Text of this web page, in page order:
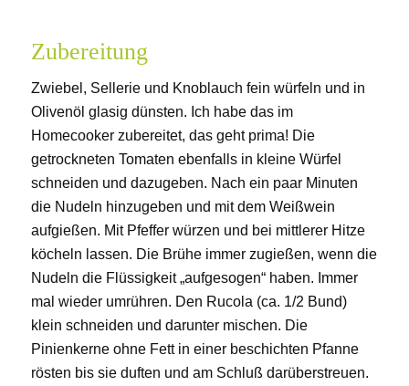
Zubereitung
Zwiebel, Sellerie und Knoblauch fein würfeln und in
Olivenöl glasig dünsten. Ich habe das im
Homecooker zubereitet, das geht prima! Die
getrockneten Tomaten ebenfalls in kleine Würfel
schneiden und dazugeben. Nach ein paar Minuten
die Nudeln hinzugeben und mit dem Weißwein
aufgießen. Mit Pfeffer würzen und bei mittlerer Hitze
köcheln lassen. Die Brühe immer zugießen, wenn die
Nudeln die Flüssigkeit „aufgesogen“ haben. Immer
mal wieder umrühren. Den Rucola (ca. 1/2 Bund)
klein schneiden und darunter mischen. Die
Pinienkerne ohne Fett in einer beschichten Pfanne
rösten bis sie duften und am Schluß darüberstreuen.